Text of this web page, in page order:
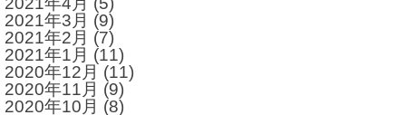
2021年3月 (9)
2021年2月 (7)
2021年1月 (11)
2020年12月 (11)
2020年11月 (9)
2020年10月 (8)